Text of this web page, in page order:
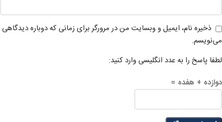
ذخیره نام، ایمیل و وبسایت من در مرورگر برای زمانی که دوباره دیدگاهی
می‌نویسم.
لطفا پاسخ را به عدد انگلیسی وارد کنید:
دوازده + هفده =